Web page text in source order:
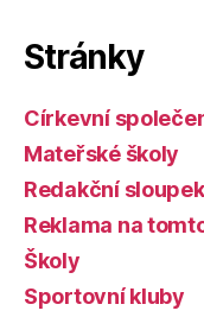
Stránky
Církevní
Mateřské školy
Redakční sloupek
Reklama na
Školy
Sportovní kluby